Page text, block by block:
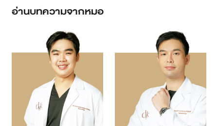
อ่านบทความจากหมอ